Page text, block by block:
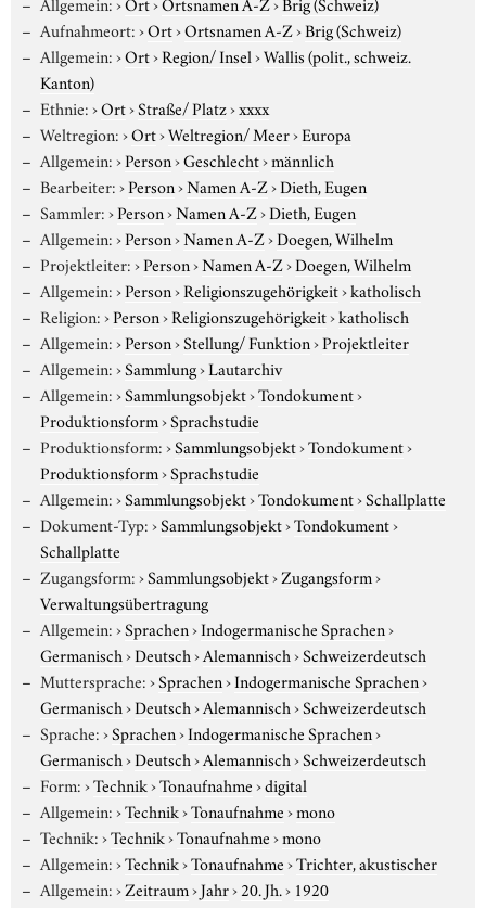
Aufnahmeort:›Ort›Ortsnamen A-Z›Brig (Schweiz)
Allgemein:›Ort›Region/ Insel›Wallis (polit., schweiz.
Kanton)
Ethnie:›Ort›Straße/ Platz›xxxx
Weltregion:›Ort›Weltregion/ Meer›Europa
Allgemein:›Person›Geschlecht›männlich
Bearbeiter:›Person›Namen A-Z›Dieth, Eugen
Sammler:›Person›Namen A-Z›Dieth, Eugen
Allgemein:›Person›Namen A-Z›Doegen, Wilhelm
Projektleiter:›Person›Namen A-Z›Doegen, Wilhelm
Allgemein:›Person›Religionszugehörigkeit›katholisch
Religion:›Person›Religionszugehörigkeit›katholisch
Allgemein:›Person›Stellung/ Funktion›Projektleiter
Allgemein:›Sammlung›Lautarchiv
Allgemein:›Sammlungsobjekt›Tondokument›
Produktionsform›Sprachstudie
Produktionsform:›Sammlungsobjekt›Tondokument›
Produktionsform›Sprachstudie
Allgemein:›Sammlungsobjekt›Tondokument›Schallplatte
Dokument-Typ:›Sammlungsobjekt›Tondokument›
Schallplatte
Zugangsform:›Sammlungsobjekt›Zugangsform›
Verwaltungsübertragung
Allgemein:›Sprachen›Indogermanische Sprachen›
Germanisch›Deutsch›Alemannisch›Schweizerdeutsch
Muttersprache:›Sprachen›Indogermanische Sprachen›
Germanisch›Deutsch›Alemannisch›Schweizerdeutsch
Sprache:›Sprachen›Indogermanische Sprachen›
Germanisch›Deutsch›Alemannisch›Schweizerdeutsch
Form:›Technik›Tonaufnahme›digital
Allgemein:›Technik›Tonaufnahme›mono
Technik:›Technik›Tonaufnahme›mono
Allgemein:›Technik›Tonaufnahme›Trichter, akustischer
Allgemein:›Zeitraum›Jahr›20. Jh.› 1920